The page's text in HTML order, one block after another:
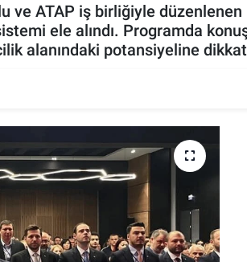
ATAP iş birliğiyle düzenlenen
ele alındı. Programda
alanındaki potansiyeline